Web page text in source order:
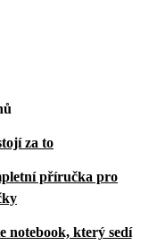
za to
příručka pro
notebook, který sedí